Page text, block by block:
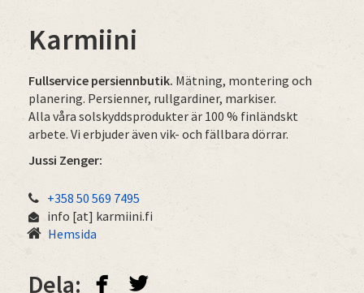
Karmiini
Fullservice persiennbutik. Mätning, montering och
planering. Persienner, rullgardiner, markiser.
Alla våra solskyddsprodukter är 100 % finländskt
arbete. Vi erbjuder även vik- och fällbara dörrar.
Jussi Zenger:
+358 50 569 7495
info [at] karmiini.fi
Hemsida
Dela: facebook twitterbird